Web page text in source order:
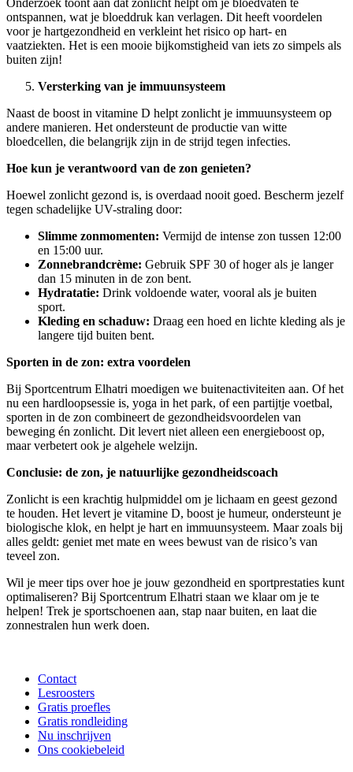
Onderzoek toont aan dat zonlicht helpt om je bloedvaten te
ontspannen, wat je bloeddruk kan verlagen. Dit heeft voordelen
voor je hartgezondheid en verkleint het risico op hart- en
vaatziekten. Het is een mooie bijkomstigheid van iets zo simpels als
buiten zijn!
Versterking van je immuunsysteem
Naast de boost in vitamine D helpt zonlicht je immuunsysteem op
andere manieren. Het ondersteunt de productie van witte
bloedcellen, die belangrijk zijn in de strijd tegen infecties.
Hoe kun je verantwoord van de zon genieten?
Hoewel zonlicht gezond is, is overdaad nooit goed. Bescherm jezelf
tegen schadelijke UV-straling door:
Slimme zonmomenten: Vermijd de intense zon tussen 12:00
en 15:00 uur.
Zonnebrandcrème: Gebruik SPF 30 of hoger als je langer
dan 15 minuten in de zon bent.
Hydratatie: Drink voldoende water, vooral als je buiten
sport.
Kleding en schaduw: Draag een hoed en lichte kleding als je
langere tijd buiten bent.
Sporten in de zon: extra voordelen
Bij Sportcentrum Elhatri moedigen we buitenactiviteiten aan. Of het
nu een hardloopsessie is, yoga in het park, of een partijtje voetbal,
sporten in de zon combineert de gezondheidsvoordelen van
beweging én zonlicht. Dit levert niet alleen een energieboost op,
maar verbetert ook je algehele welzijn.
Conclusie: de zon, je natuurlijke gezondheidscoach
Zonlicht is een krachtig hulpmiddel om je lichaam en geest gezond
te houden. Het levert je vitamine D, boost je humeur, ondersteunt je
biologische klok, en helpt je hart en immuunsysteem. Maar zoals bij
alles geldt: geniet met mate en wees bewust van de risico’s van
teveel zon.
Wil je meer tips over hoe je jouw gezondheid en sportprestaties kunt
optimaliseren? Bij Sportcentrum Elhatri staan we klaar om je te
helpen! Trek je sportschoenen aan, stap naar buiten, en laat die
zonnestralen hun werk doen.
Contact
Lesroosters
Gratis proefles
Gratis rondleiding
Nu inschrijven
Ons cookiebeleid